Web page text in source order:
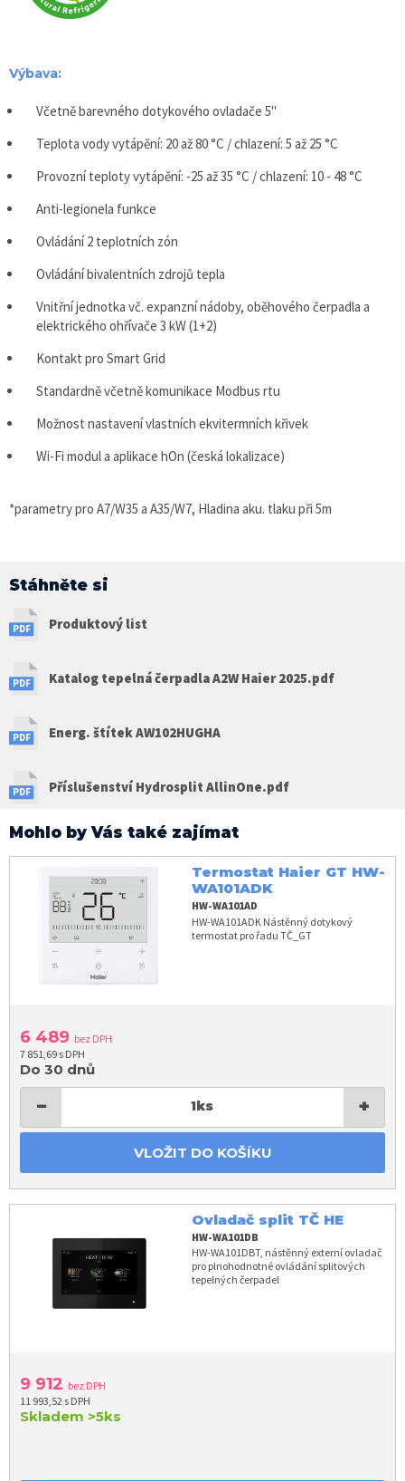
Výbava:
Včetně barevného dotykového ovladače 5"
Teplota vody vytápění: 20 až 80 °C / chlazení: 5 až 25 °C
Provozní teploty vytápění: -25 až 35 °C / chlazení: 10 - 48 °C
Anti-legionela funkce
Ovládání 2 teplotních zón
Ovládání bivalentních zdrojů tepla
Vnitřní jednotka vč. expanzní nádoby, oběhového čerpadla a
elektrického ohřívače 3 kW (1+2)
Kontakt pro Smart Grid
Standardně včetně komunikace Modbus rtu
Možnost nastavení vlastních ekvitermních křivek
Wi-Fi modul a aplikace hOn (česká lokalizace)
*parametry pro A7/W35 a A35/W7, Hladina aku. tlaku při 5m
Stáhněte si
Produktový list
Katalog tepelná čerpadla A2W Haier 2025.pdf
Energ. štítek AW102HUGHA
Příslušenství Hydrosplit AllinOne.pdf
Mohlo by Vás také zajímat
Termostat Haier GT HW-
WA101ADK
HW-WA101AD
HW-WA101ADK Nástěnný dotykový
termostat pro řadu TČ_GT
6 489 bez DPH
7 851,69 s DPH
Do 30 dnů
− 1ks +
VLOŽIT DO KOŠÍKU
Ovladač split TČ HE
HW-WA101DB
HW-WA101DBT, nástěnný externí ovladač
pro plnohodnotné ovládání splitových
tepelných čerpadel
9 912 bez DPH
11 993,52 s DPH
Skladem >5ks